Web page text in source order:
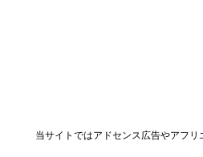
当サイトではアドセンス広告やアフ